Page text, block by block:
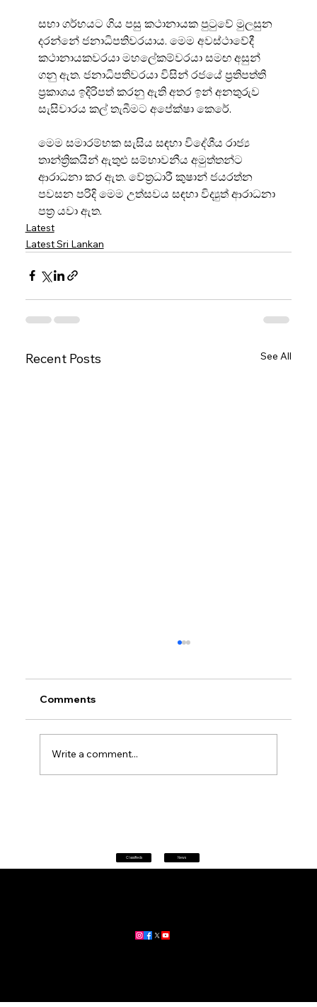
Classifieds News
සභා ගර්භයට ගිය පසු කථානායක පුටුවේ මුලසුන
දරන්නේ ජනාධිපතිවරයාය. මෙම අවස්ථාවේදී
කථානායකවරයා මහලේකම්වරයා සමඟ අසුන්
ගනු ඇත. ජනාධිපතිවරයා විසින් රජයේ ප්‍රතිපත්ති
ප්‍රකාශය ඉදිරිපත් කරනු ඇති අතර ඉන් අනතුරුව
සැසිවාරය කල් තැබීමට අපේක්ෂා කෙරේ.
මෙම සමාරම්භක සැසිය සඳහා විදේශීය රාජ්‍ය
තාන්ත්‍රිකයින් ඇතුළු සම්භාවනීය අමුත්තන්ට
ආරාධනා කර ඇත. වේත්‍රධාරී කුෂාන් ජයරත්න
පවසන පරිදි මෙම උත්සවය සඳහා විද්‍යුත් ආරාධනා
පත්‍ර යවා ඇත.
Latest
Latest Sri Lankan
Recent Posts See All
Comments
Write a comment...
updates, and stories from Australia and Sri Lanka.